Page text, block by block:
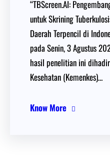
“TBScreen.AI:
untuk Skrining
Daerah Terpencil di
pada Senin, 3 Agustus
hasil penelitian ini
Kesehatan (Kemenkes)…
Know More